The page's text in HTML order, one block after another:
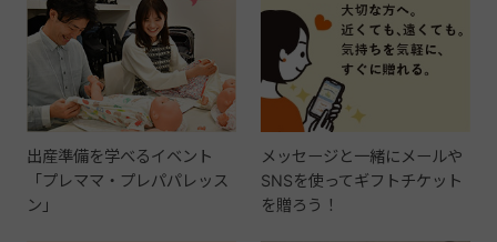
出産準備を学べるイベント
「プレママ・プレパパレッス
ン」
メッセージと一緒にメールや
SNSを使ってギフトチケット
を贈ろう！